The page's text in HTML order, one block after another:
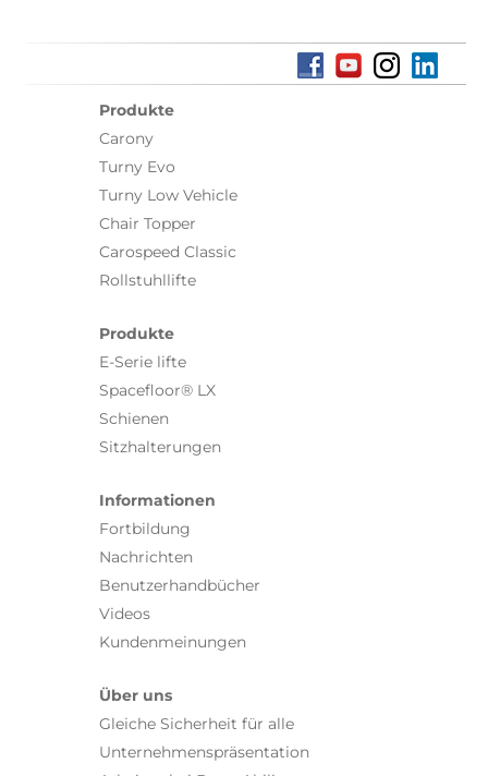
Produkte
Carony
Turny Evo
Turny Low Vehicle
Chair Topper
Carospeed Classic
Rollstuhllifte
Produkte
E-Serie lifte
Spacefloor® LX
Schienen
Sitzhalterungen
Informationen
Fortbildung
Nachrichten
Benutzerhandbücher
Videos
Kundenmeinungen
Über uns
Gleiche Sicherheit für alle
Unternehmenspräsentation